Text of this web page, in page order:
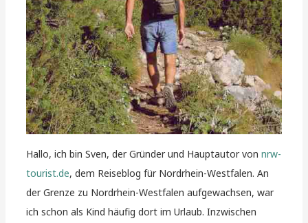
Hallo, ich bin Sven, der Gründer und Hauptautor vonnrw-
tourist.de, dem Reiseblog für Nordrhein-Westfalen. An
der Grenze zu Nordrhein-Westfalen aufgewachsen, war
ich schon als Kind häufig dort im Urlaub. Inzwischen